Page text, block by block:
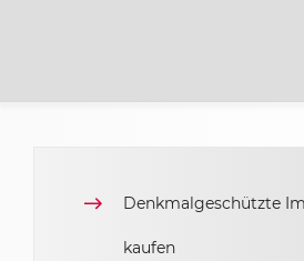
Denkmalgeschützte
kaufen